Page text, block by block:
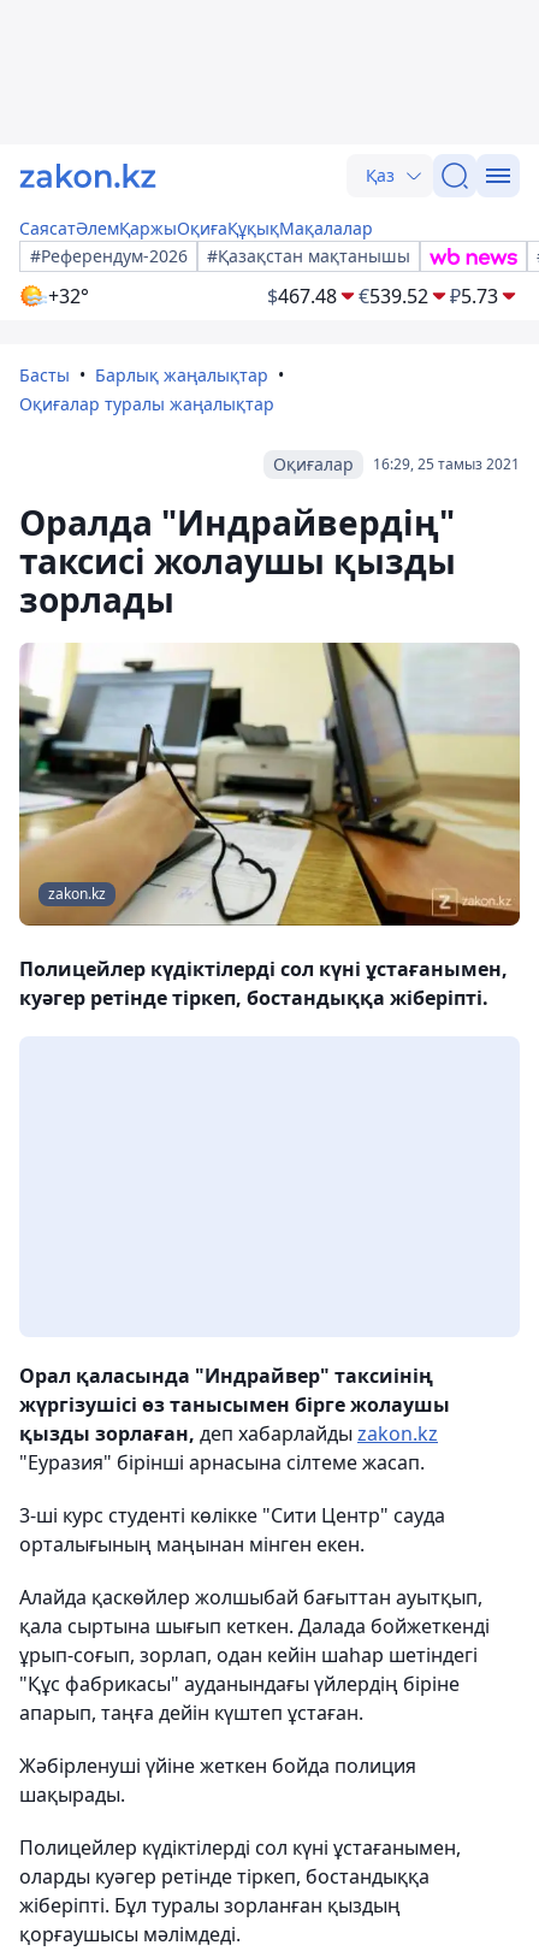
Қаз
СаясатӘлемҚаржыОқиғаҚұқықМақалалар
#Референдум-2026
#Қазақстан мақтанышы
+32° $467.48 €539.52 ₽5.73
Басты
Барлық жаңалықтар
Оқиғалар туралы жаңалықтар
16:29, 25 тамыз 2021
Оқиғалар
Оралда "Индрайвердің"
таксисі жолаушы қызды
зорлады
zakon.kz
Полицейлер күдіктілерді сол күні ұстағанымен,
куәгер ретінде тіркеп, бостандыққа жіберіпті.
Орал қаласында "Индрайвер" таксиінің
жүргізушісі өз танысымен бірге жолаушы
қызды зорлаған, деп хабарлайды zakon.kz
"Еуразия" бірінші арнасына сілтеме жасап.
3-ші курс студенті көлікке "Сити Центр" сауда
орталығының маңынан мінген екен.
Алайда қаскөйлер жолшыбай бағыттан ауытқып,
қала сыртына шығып кеткен. Далада бойжеткенді
ұрып-соғып, зорлап, одан кейін шаһар шетіндегі
"Құс фабрикасы" ауданындағы үйлердің біріне
апарып, таңға дейін күштеп ұстаған.
Жәбірленуші үйіне жеткен бойда полиция
шақырады.
Полицейлер күдіктілерді сол күні ұстағанымен,
оларды куәгер ретінде тіркеп, бостандыққа
жіберіпті. Бұл туралы зорланған қыздың
қорғаушысы мәлімдеді.